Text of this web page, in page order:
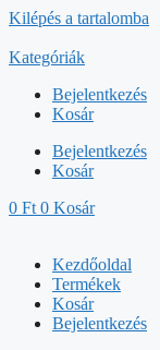
Kilépés a tartalomba
Kategóriák
Bejelentkezés
Kosár
Bejelentkezés
Kosár
0 Ft 0 Kosár
Kezdőoldal
Termékek
Kosár
Bejelentkezés